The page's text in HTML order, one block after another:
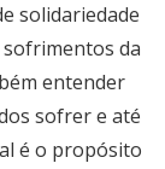
solidariedade
da
entender
sofrer e até
é o propósito